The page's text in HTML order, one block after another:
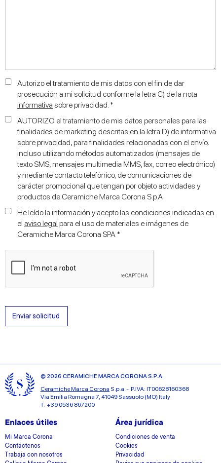
Autorizo el tratamiento de mis datos con el fin de dar
prosecución a mi solicitud conforme la letra C) de la nota
informativa sobre privacidad. *
AUTORIZO el tratamiento de mis datos personales para las
finalidades de marketing descritas en la letra D) deinformativa
sobre privacidad, para finalidades relacionadas con el envío,
incluso utilizando métodos automatizados (mensajes de
texto SMS, mensajes multimedia MMS, fax, correo electrónico)
y mediante contacto telefónico, de comunicaciones de
carácter promocional que tengan por objeto actividades y
productos de Ceramiche Marca Corona S.p.A
He leído la información y acepto las condiciones indicadas en
el aviso legal para el uso de materiales e imágenes de
Ceramiche Marca Corona SPA *
Enviar solicitud
© 2026 CERAMICHE MARCA CORONA S.P.A.
Ceramiche Marca Corona S.p.a. - P.IVA: IT00628160368
Via Emilia Romagna 7, 41049 Sassuolo (MO) Italy
T: +39 0536 867200
Enlaces útiles
Mi Marca Corona
Contáctenos
Trabaja con nosotros
Área jurídica
Condiciones de venta
Cookies
Privacidad